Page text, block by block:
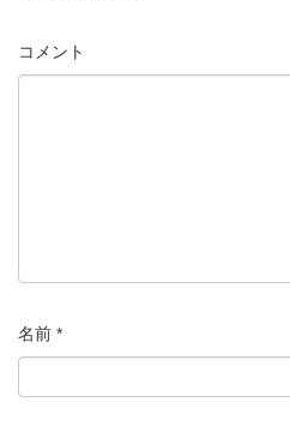
コメント
名前 *